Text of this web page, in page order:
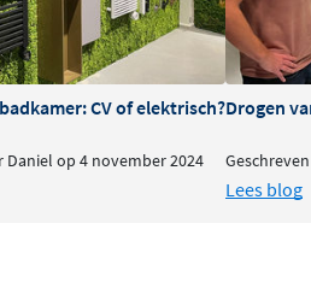
CV of elektrisch?
Daniel op 4 november 2024
Drogen
Lees blog